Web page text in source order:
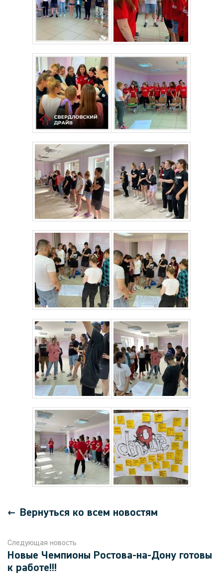
Вернуться ко всем новостям
Следующая новость
Новые Чемпионы Ростова-на-Дону готовы
к работе!!!